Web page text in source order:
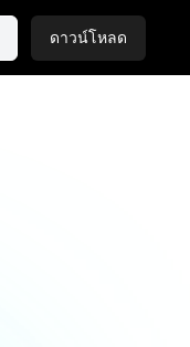
ดาวน์โหลด